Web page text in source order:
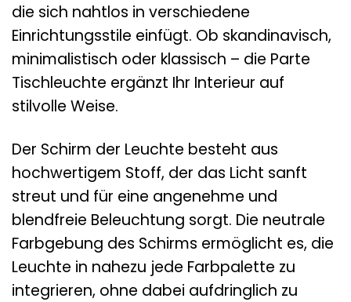
die sich nahtlos in verschiedene
Einrichtungsstile einfügt. Ob skandinavisch,
minimalistisch oder klassisch – die Parte
Tischleuchte ergänzt Ihr Interieur auf
stilvolle Weise.
Der Schirm der Leuchte besteht aus
hochwertigem Stoff, der das Licht sanft
streut und für eine angenehme und
blendfreie Beleuchtung sorgt. Die neutrale
Farbgebung des Schirms ermöglicht es, die
Leuchte in nahezu jede Farbpalette zu
integrieren, ohne dabei aufdringlich zu